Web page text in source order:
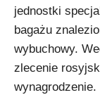
jednostki
bagażu
wybuchowy.
zlecenie
wynagrodzenie.